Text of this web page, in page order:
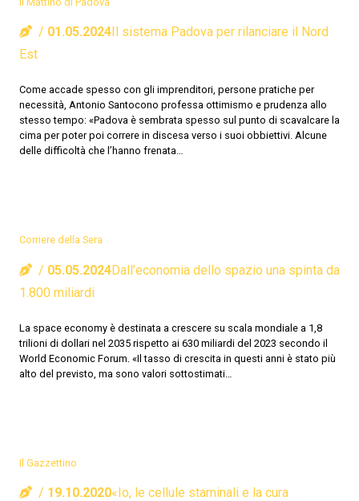
01.05.2024 Il sistema Padova per rilanciare il Nord
Est
Come accade spesso con gli imprenditori, persone pratiche per
necessità, Antonio Santocono professa ottimismo e prudenza allo
stesso tempo: «Padova è sembrata spesso sul punto di scavalcare la
cima per poter poi correre in discesa verso i suoi obbiettivi. Alcune
delle difficoltà che l’hanno frenata…
Corriere della Sera
05.05.2024Dall’economia dello spazio una spinta da
1.800 miliardi
La space economy è destinata a crescere su scala mondiale a 1,8
trilioni di dollari nel 2035 rispetto ai 630 miliardi del 2023 secondo il
World Economic Forum. «Il tasso di crescita in questi anni è stato più
alto del previsto, ma sono valori sottostimati…
Il Gazzettino
19.10.2020«Io, le cellule staminali e la cura